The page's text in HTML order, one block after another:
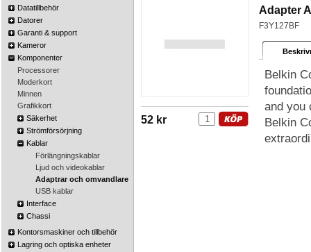
Datatillbehör
Datorer
Garanti & support
Kameror
Komponenter
Processorer
Moderkort
Minnen
Grafikkort
Säkerhet
Strömförsörjning
Kablar
Förlängningskablar
Ljud och videokablar
Adaptrar och omvandlare
USB kablar
Interface
Chassi
Kontorsmaskiner och tillbehör
Lagring och optiska enheter
52 kr
Adapter
F3Y127BF
Belkin
and you
Belkin